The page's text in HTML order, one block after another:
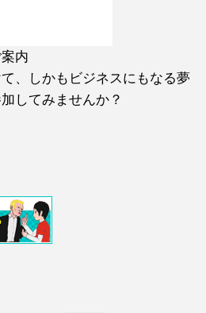
内
、しかもビジネスにもなる夢
してみませんか？